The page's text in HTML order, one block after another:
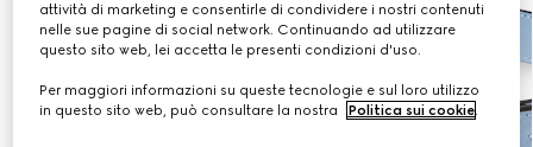
attività di marketing e consentirle di condividere i nostri contenuti
nelle sue pagine di social network. Continuando ad utilizzare
questo sito web, lei accetta le presenti condizioni d'uso.
Per maggiori informazioni su queste tecnologie e sul loro utilizzo
in questo sito web, può consultare la nostra
Politica sui cookie.